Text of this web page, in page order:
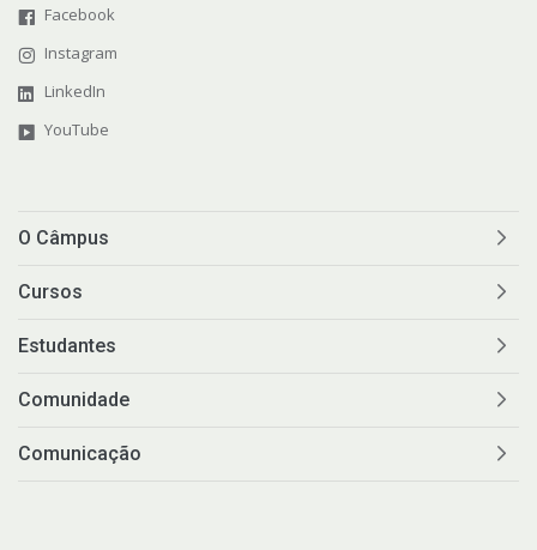
Facebook
Instagram
LinkedIn
YouTube
O Câmpus
Cursos
Estudantes
Comunidade
Comunicação